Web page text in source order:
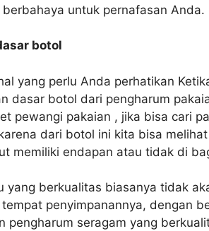
untuk pernafasan Anda.
botol
yang perlu Anda perhatikan
dasar botol dari pengharum
pewangi pakaian , jika bisa cari
dari botol ini kita bisa
memiliki endapan atau tidak di
yang berkualitas biasanya tidak
penyimpanannya, dengan
pengharum seragam yang